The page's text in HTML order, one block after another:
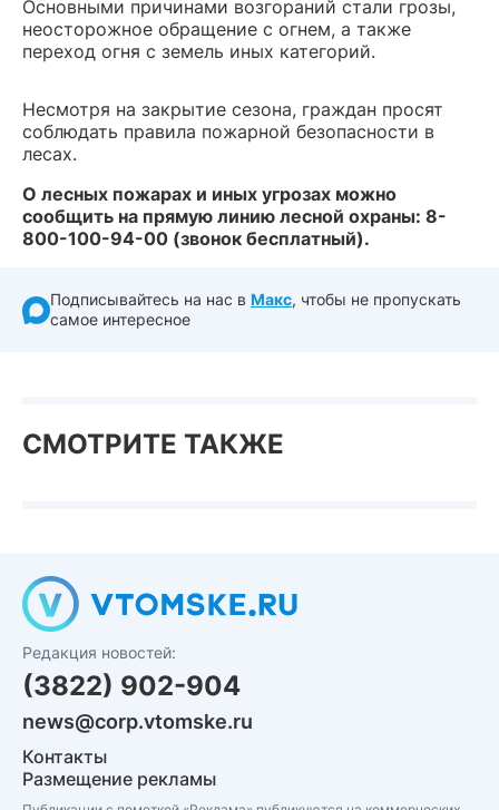
Основными причинами возгораний стали грозы,
неосторожное обращение с огнем, а также
переход огня с земель иных категорий.
Несмотря на закрытие сезона, граждан просят
соблюдать правила пожарной безопасности в
лесах.
О лесных пожарах и иных угрозах можно
сообщить на прямую линию лесной охраны: 8-
800-100-94-00 (звонок бесплатный).
Подписывайтесь на нас в Макс, чтобы не пропускать
самое интересное
СМОТРИТЕ ТАКЖЕ
Редакция новостей:
(3822) 902-904
news@corp.vtomske.ru
Контакты
Размещение рекламы